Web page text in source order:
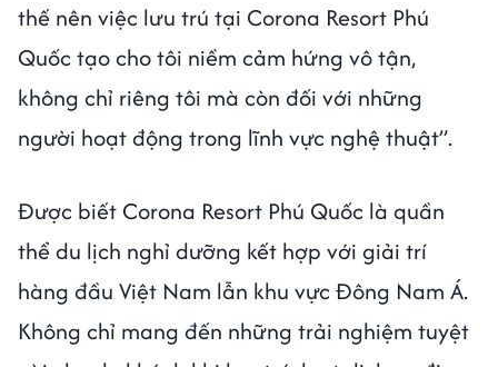
thế nên việc lưu trú tại Corona Resort Phú
Quốc tạo cho tôi niềm cảm hứng vô tận,
không chỉ riêng tôi mà còn đối với những
người hoạt động trong lĩnh vực nghệ thuật”.
Được biết Corona Resort Phú Quốc là quần
thể du lịch nghỉ dưỡng kết hợp với giải trí
hàng đầu Việt Nam lẫn khu vực Đông Nam Á.
Không chỉ mang đến những trải nghiệm tuyệt